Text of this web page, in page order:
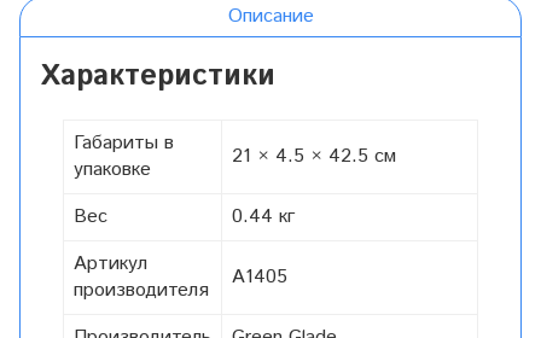
Описание
Характеристики
Габариты в
упаковке
21 × 4.5 × 42.5 см
Вес
0.44 кг
Артикул
производителя
A1405